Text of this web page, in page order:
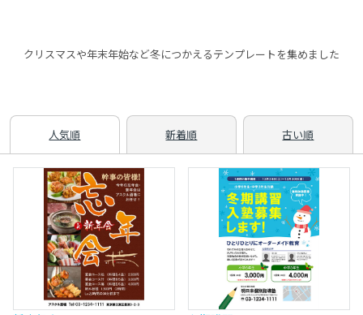
クリスマスや年末年始など冬につかえるテンプレートを集めました
人気順 新着順 古い順